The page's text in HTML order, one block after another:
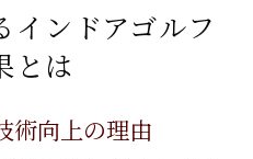
インドアゴルフ
とは
術向上の理由